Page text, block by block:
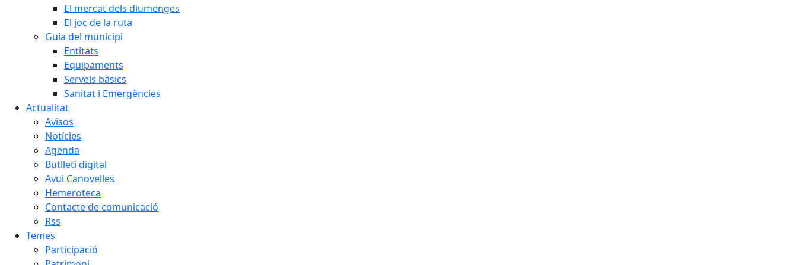
El mercat dels diumenges
El joc de la ruta
Guia del municipi
Entitats
Equipaments
Serveis bàsics
Sanitat i Emergències
Actualitat
Avisos
Notícies
Agenda
Butlletí digital
Avui Canovelles
Hemeroteca
Contacte de comunicació
Rss
Temes
Participació